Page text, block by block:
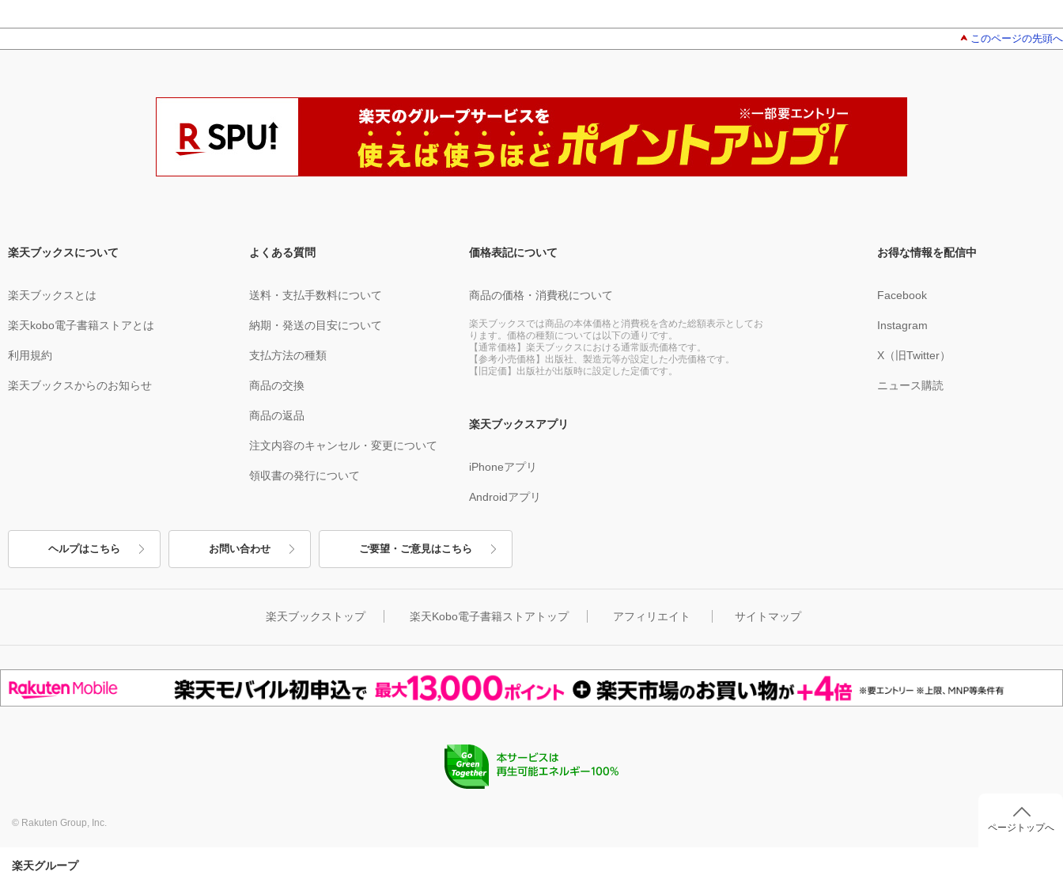
このページの先頭へ
楽天ブックスについて
楽天ブックスとは
楽天kobo電子書籍ストアとは
利用規約
楽天ブックスからのお知らせ
よくある質問
送料・支払手数料について
納期・発送の目安について
支払方法の種類
商品の交換
商品の返品
注文内容のキャンセル・変更について
領収書の発行について
価格表記について
商品の価格・消費税について
楽天ブックスでは商品の本体価格と消費税を含めた総額表示としてお
ります。価格の種類については以下の通りです。
【通常価格】楽天ブックスにおける通常販売価格です。
【参考小売価格】出版社、製造元等が設定した小売価格です。
【旧定価】出版社が出版時に設定した定価です。
楽天ブックスアプリ
iPhoneアプリ
Androidアプリ
お得な情報を配信中
Facebook
Instagram
X（旧Twitter）
ニュース購読
ヘルプはこちら お問い合わせ ご要望・ご意見はこちら
楽天ブックストップ 楽天Kobo電子書籍ストアトップ アフィリエイト サイトマップ
© Rakuten Group, Inc. ページトップへ
楽天グループ